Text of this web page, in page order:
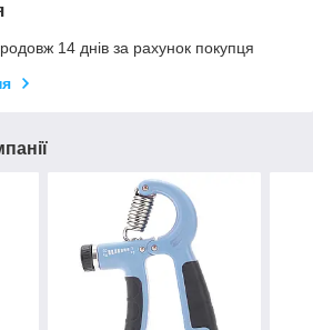
14 днів за рахунок покупця